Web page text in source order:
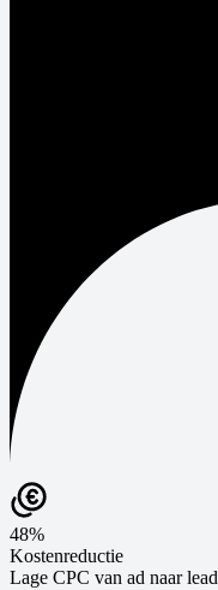
48%
Kostenreductie
Lage CPC van ad naar lead